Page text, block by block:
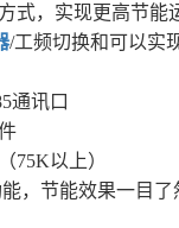
式，实现更高节能
/工频切换和可以实
通讯口
75K以上）
，节能效果一目了